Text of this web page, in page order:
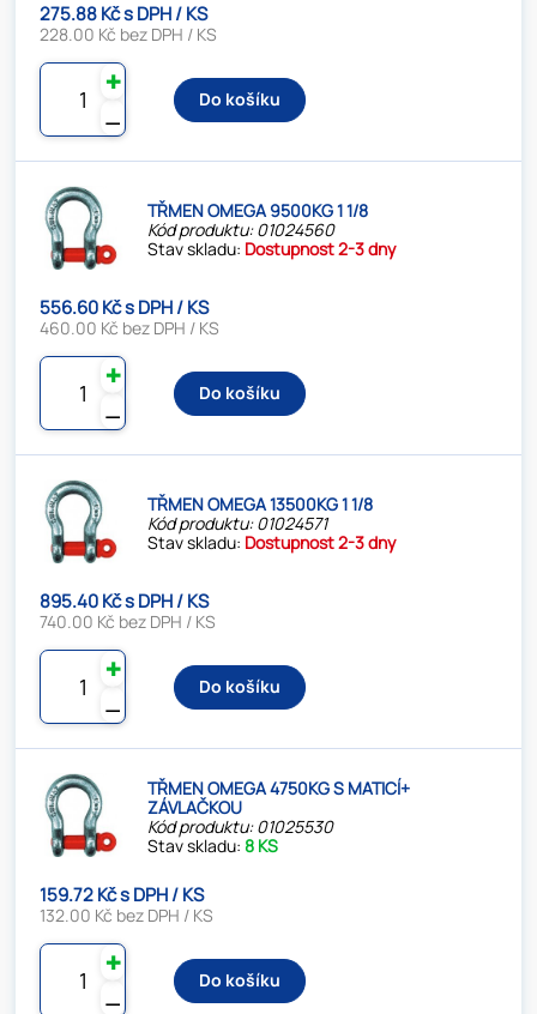
275.88 Kč s DPH / KS
228.00 Kč bez DPH / KS
⚊
✚
Do košíku
TŘMEN OMEGA 9500KG 1 1/8
Kód produktu: 01024560
Stav skladu: Dostupnost 2-3 dny
556.60 Kč s DPH / KS
460.00 Kč bez DPH / KS
⚊
✚
Do košíku
TŘMEN OMEGA 13500KG 1 1/8
Kód produktu: 01024571
Stav skladu: Dostupnost 2-3 dny
895.40 Kč s DPH / KS
740.00 Kč bez DPH / KS
⚊
✚
Do košíku
TŘMEN OMEGA 4750KG S MATICÍ+
ZÁVLAČKOU
Kód produktu: 01025530
Stav skladu:8 KS
159.72 Kč s DPH / KS
132.00 Kč bez DPH / KS
⚊
✚
Do košíku